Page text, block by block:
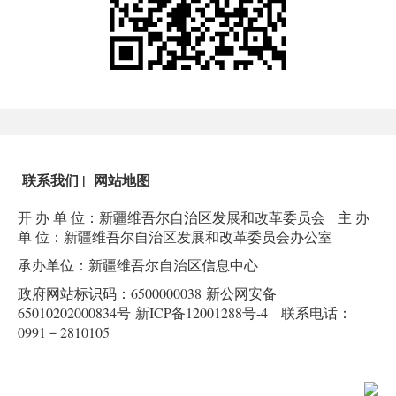
联系我们 | 网站地图
开 办 单 位：新疆维吾尔自治区发展和改革委员会
主 办
单 位：新疆维吾尔自治区发展和改革委员会办公室
承办单位：新疆维吾尔自治区信息中心
政府网站标识码：6500000038 新公网安备
65010202000834号 新ICP备12001288号-4 联系电话：
0991－2810105